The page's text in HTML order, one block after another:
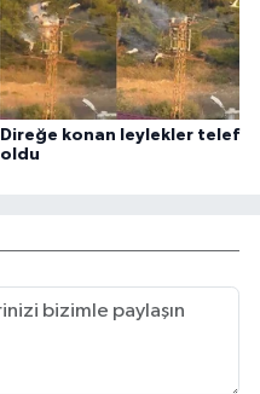
Direğe konan leylekler telef
oldu